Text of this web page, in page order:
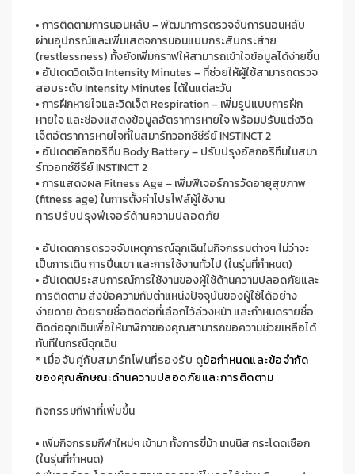
•การติดตามการนอนหลับ–พัฒนาการตรวจจับการนอนหลับ
ผ่านอุปกรณ์และเพิ่มเสตจการนอนแบบกระสับกระส่าย
(restlessness) ทั้งยังเพิ่มกราฟให้สามารถเข้าใจข้อมูลได้ง่ายขึ้น
• อปเดตวิดเจ็ตIntensity Minutes –ที่ช่วยให้ผู้ใช้สามารถตรวจ
สอบระดับIntensity Minutesได้ในแต่ละวัน
•การฝึกหายใจและวิดเจ็ตRespiration–เพิ่มรูปแบบการฝึก
หายใจ และช่องแสดงข้อมูลอัตราการหายใจพร้อมปรับแต่งวิด
เจ็ตอัตราการหายใจที่ในสมาร์ทวอทช์ซีรีย์INSTINCT2
• อัปเดตอัลกอริทึมBody Battery –ปรับปรุงอัลกอริทึมในสมา
ร์ทวอทช์ซีรีย์INSTINCT 2
•การแสดงผลFitness Age–เพิ่มฟีเจอร์การวัดอายุสุขภาพ
(fitness age)ในการตั้งค่าโปรไฟล์ผู้ใช้งาน
การปรับปรุงฟีเจอร์ด้านความปลอดภัย
• อัปเดตการตรวจจับเหตุการณ์ฉุกเฉินในกิจกรรมต่างๆไม่ว่าจะ
เป็นการเดิน การปีนเขา และการใช้งานทั่วไป(ในรุ่นที่กำหนด)
• อัปเดตประสบการณ์การใช้งานของผู้ใช้ด้านความปลอดภัยและ
การติดตามส่งข้อความกับตำแหน่งปัจจุบันของผู้ใช้ได้อย่าง
ง่ายดาย ด้วยรายชื่อติดต่อที่เลือกไว้ล่วงหน้าและกำหนดรายชื่อ
ติดต่อฉุกเฉินเพื่อให้นาฬิกาของคุณสามารถขอความช่วยเหลือได้
ทันทีในกรณีฉุกเฉิน
* เมื่อจับคู่กับสมาร์ทโฟนที่รองรับ ดูข้อกำหนดและข้อจำกัด
ของคุณลักษณะด้านความปลอดภัยและการติดตาม
กิจกรรมกีฬาที่เพิ่มขึ้น
• เพิ่มกิจกรรมกีฬาใหม่ๆ เข้ามา ทั้งการขี่ม้า เทนนิส กระโดดเชือก
(ในรุ่นที่กำหนด)